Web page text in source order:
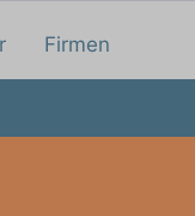
Firmen